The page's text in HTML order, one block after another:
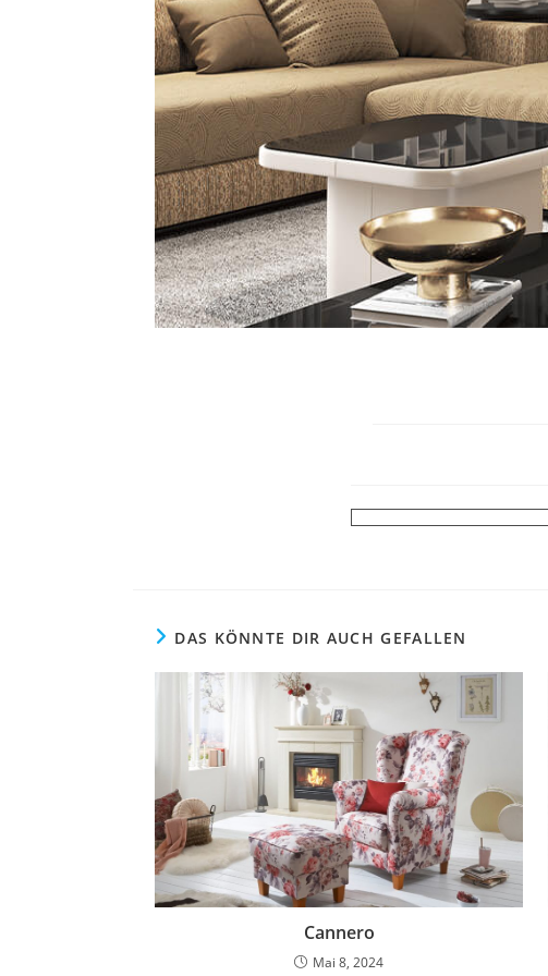
DAS KÖNNTE DIR AUCH GEFALLEN
Cannero
Mai 8, 2024